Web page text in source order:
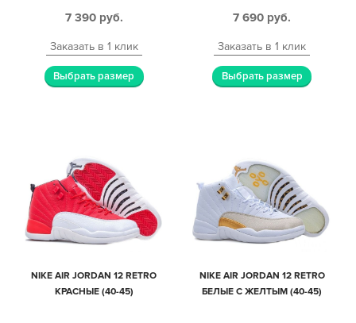
7 390 руб.
Заказать в 1 клик
Выбрать размер
7 690 руб.
Заказать в 1 клик
Выбрать размер
NIKE AIR JORDAN 12 RETRO
КРАСНЫЕ (40-45)
NIKE AIR JORDAN 12 RETRO
БЕЛЫЕ С ЖЕЛТЫМ (40-45)